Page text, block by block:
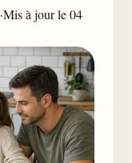
·Mis à jour le 04